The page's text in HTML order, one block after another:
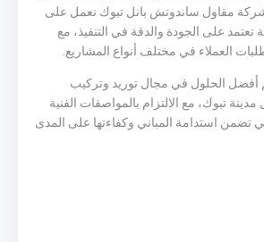
مقاول ساندوتش بانل تبوك نعمل على
تعتمد على الجودة والدقة في التنفيذ، مع
العملاء في مختلف أنواع المشاريع.
أفضل الحلول في مجال توريد وتركيب
تبوك، مع الالتزام بالمواصفات الفنية
تضمن استدامة المباني وكفاءتها على المدى